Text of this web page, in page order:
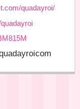
quadayroi/